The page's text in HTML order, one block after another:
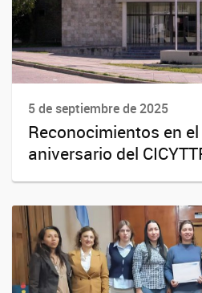
5 de septiembre de 2025
Reconocimientos en
aniversario del